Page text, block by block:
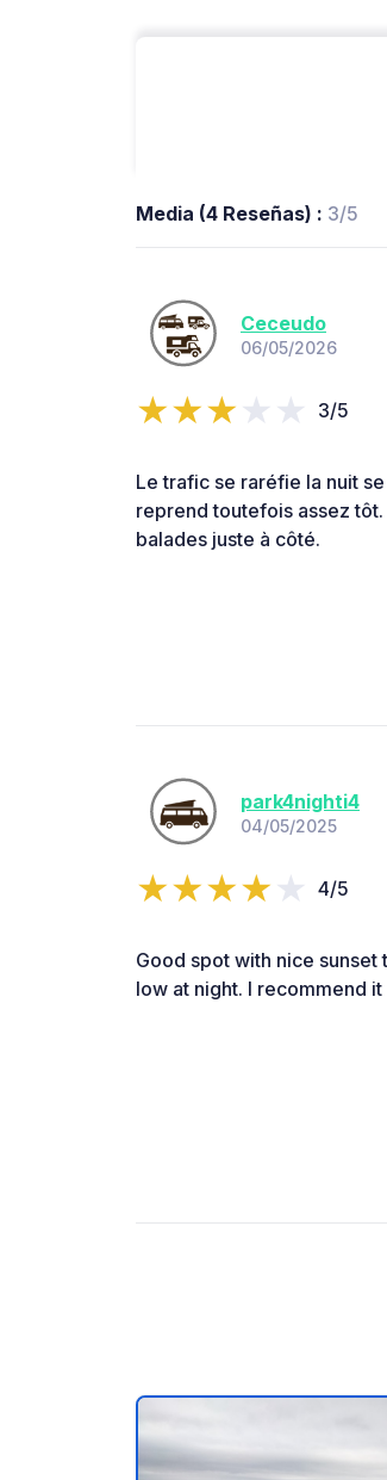
Media (4 Reseñas) : 3/5
Ceceudo
06/05/2026
3/5
Le trafic se raréfie la nuit
reprend toutefois assez
balades juste à côté.
park4nighti4
04/05/2025
4/5
Good spot with nice sunset
low at night. I recommend it